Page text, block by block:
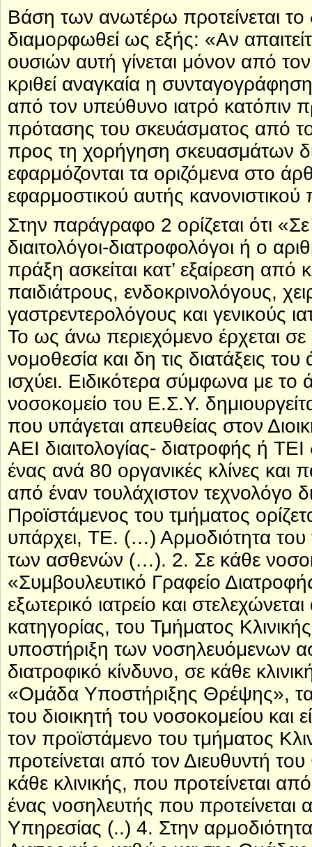
Βάση των ανωτέρω προτείνεται
διαμορφωθεί ως εξής: «Αν
ουσιών αυτή γίνεται μόνον από
κριθεί αναγκαία η
από τον υπεύθυνο ιατρό κατόπιν
πρότασης του σκευάσματος από
προς τη χορήγηση σκευασμάτων
εφαρμόζονται τα οριζόμενα στο
εφαρμοστικού αυτής
Στην παράγραφο 2 ορίζεται ότι
διαιτολόγοι-διατροφολόγοι ή ο
πράξη ασκείται κατ’ εξαίρεση από
παιδιάτρους, ενδοκρινολόγους,
γαστρεντερολόγους και γενικούς
Το ως άνω περιεχόμενο έρχεται
νομοθεσία και δη τις διατάξεις
ισχύει. Ειδικότερα σύμφωνα με
νοσοκομείο του Ε.Σ.Υ.
που υπάγεται απευθείας στον
ΑΕΙ διαιτολογίας- διατροφής ή ΤΕΙ
ένας ανά 80 οργανικές κλίνες
από έναν τουλάχιστον τεχνολόγο
Προϊστάμενος του τμήματος
υπάρχει, ΤΕ. (…) Αρμοδιότητα του
των ασθενών (…). 2. Σε κάθε
«Συμβουλευτικό Γραφείο
εξωτερικό ιατρείο και
κατηγορίας, του Τμήματος
υποστήριξη των νοσηλευόμενων
διατροφικό κίνδυνο, σε κάθε
«Ομάδα Υποστήριξης Θρέψης», τα
του διοικητή του νοσοκομείου και
τον προϊστάμενο του τμήματος
προτείνεται από τον Διευθυντή
κάθε κλινικής, που προτείνεται
ένας νοσηλευτής που προτείνεται
Υπηρεσίας (..) 4. Στην